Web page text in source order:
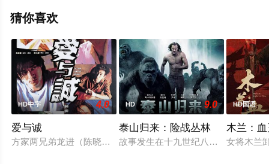
平台了解。
猜你喜欢
HD中字 4.0
爱与诚
方家两兄弟龙进（陈晓东 饰）和龙就（吴镇宇 饰）自小就在外
HD 9.0
泰山归来：险战丛林
故事发生在十九世纪八十年代，自小
HD国语
木兰：
女将木兰